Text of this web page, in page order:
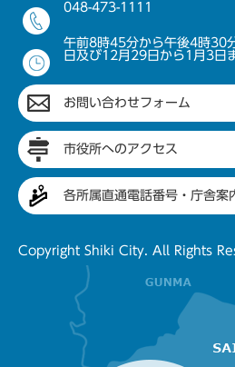
048-473-1111
午前8時45分から午後4時30
日及び12月29日から1月3日
お問い合わせフォーム
市役所へのアクセス
各所属直通電話番号・庁舎案
Copyright Shiki City. All Rights